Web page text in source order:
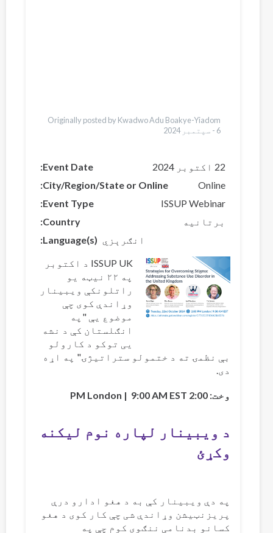
Originally posted by Kwadwo Adu Boakye-Yiadom
- 6 سپتمبر 2024
Event Date
22 اکتوبر 2024
City/Region/State or Online
Online
Event Type
ISSUP Webinar
Country
برتانیه
Language(s) انګرېزي
ISSUP UK د اکتوبر
په ۲۲ نیټه یو
راتلونکې ویبینار
وړاندې کوی چې
موضوع یې "په
انګلستان کې د نشه
یی توکو د کارولو
بې نظمۍ ته د ختمولو ستراتیژۍ" په اړه
دی.
وخت: 2:00 PM London | 9:00 AM EST
د ویبینار لپاره نوم لیکنه
وکړئ
په دې ویبینار کې به د هغو ادارو درې
پریزنټیشن وړاندې شی چې کار کوی د هغو
کسانو بدنامی ننګوی کوم چې په